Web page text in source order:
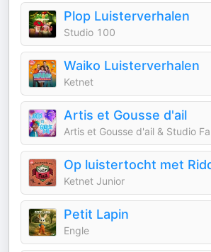
Plop Luisterverhalen
Studio 100
Waiko Luisterverhalen
Ketnet
Artis et Gousse d'ail
Artis et Gousse d'ail & Studio
Op luistertocht met
Ketnet Junior
Petit Lapin
Engle